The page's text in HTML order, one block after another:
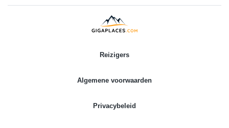
Reizigers
Algemene voorwaarden
Privacybeleid